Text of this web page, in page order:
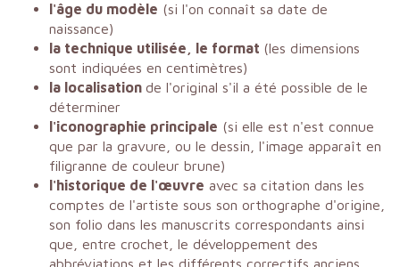
l'âge du modèle (si l'on connaît sa date de
naissance)
la technique utilisée, le format (les dimensions
sont indiquées en centimètres)
la localisation de l'original s'il a été possible de le
déterminer
l'iconographie principale (si elle est n'est connue
que par la gravure, ou le dessin, l'image apparaît en
filigranne de couleur brune)
l'historique de l'œuvre avec sa citation dans les
comptes de l'artiste sous son orthographe d'origine,
son folio dans les manuscrits correspondants ainsi
que, entre crochet, le développement des
abbréviations et les différents correctifs anciens